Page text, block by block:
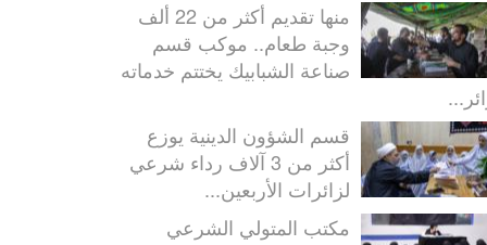
منها تقديم أكثر من 22 ألف
وجبة طعام.. موكب قسم
صناعة الشبابيك يختتم خدماته
قسم الشؤون الدينية يوزع
أكثر من 3 آلاف رداء شرعي
لزائرات الأربعين...
مكتب المتولي الشرعي